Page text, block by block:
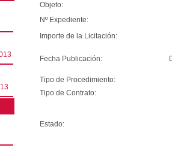
Objeto:
Nº Expediente:
Importe de la Licitación:
Fecha Publicación:
Tipo de Procedimiento:
Tipo de Contrato:
Estado: